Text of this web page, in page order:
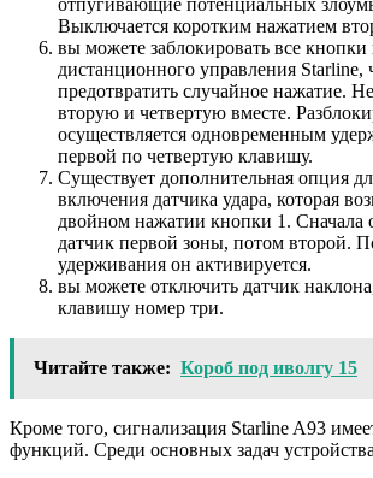
Выключается коротким нажатием
вы можете заблокировать все кнопки
дистанционного управления Starline,
предотвратить случайное нажатие.
вторую и четвертую вместе.
осуществляется одновременным
первой по четвертую клавишу.
Существует дополнительная опция
включения датчика удара, которая
двойном нажатии кнопки 1. Сначала
датчик первой зоны, потом второй.
удерживания он активируется.
вы можете отключить датчик
клавишу номер три.
Читайте также: Короб под иволгу 15
Кроме того, сигнализация Starline A93
функций. Среди основных задач